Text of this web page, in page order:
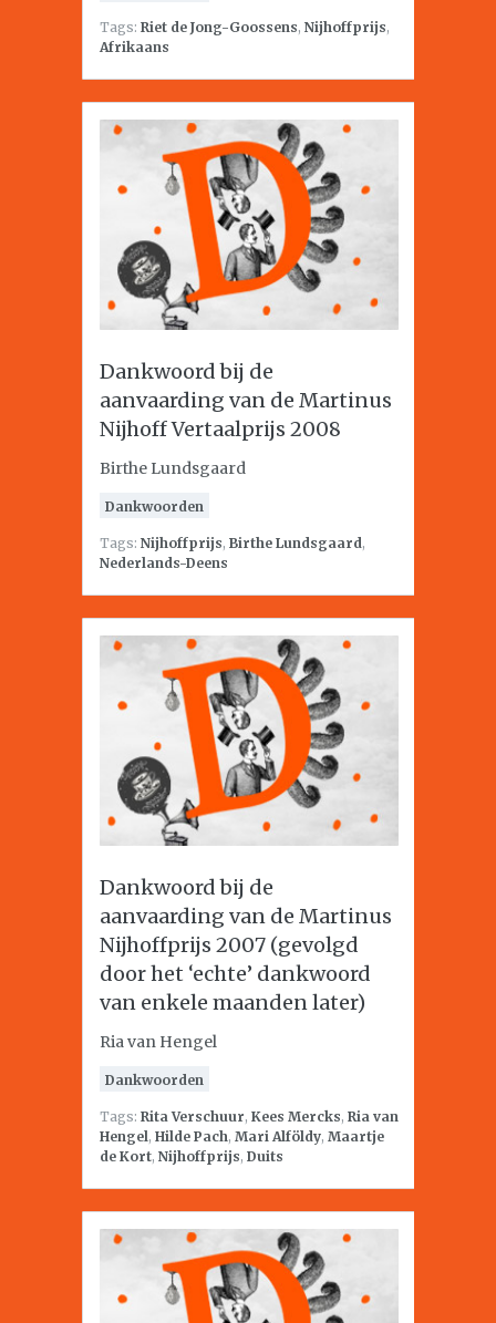
Tags: Riet de Jong-Goossens, Nijhoffprijs,
Afrikaans
Dankwoord bij de
aanvaarding van de Martinus
Nijhoff Vertaalprijs 2008
Birthe Lundsgaard
Dankwoorden
Tags: Nijhoffprijs, Birthe Lundsgaard,
Nederlands-Deens
Dankwoord bij de
aanvaarding van de Martinus
Nijhoffprijs 2007 (gevolgd
door het ‘echte’ dankwoord
van enkele maanden later)
Ria van Hengel
Dankwoorden
Tags: Rita Verschuur, Kees Mercks, Ria van
Hengel, Hilde Pach, Mari Alföldy, Maartje
de Kort, Nijhoffprijs, Duits